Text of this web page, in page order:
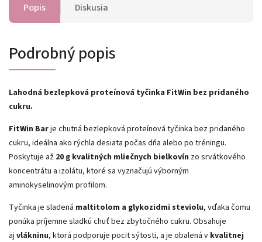
Popis Diskusia
Podrobný popis
Lahodná bezlepková proteínová tyčinka​ FitWin bez pridaného
cukru.
FitWin Barje chutná bezlepková proteínová tyčinka bez pridaného
cukru, ideálna ako rýchla desiata počas dňa alebo po tréningu.
Poskytuje až 20 g kvalitných mliečnych bielkovín zo srvátkového
koncentrátu a izolátu, ktoré sa vyznačujú výborným
aminokyselinovým profilom.
Tyčinka je sladená maltitolom a glykozidmi steviolu, vďaka čomu
ponúka príjemne sladkú chuť bez zbytočného cukru. Obsahuje
aj vlákninu, ktorá podporuje pocit sýtosti, a je obalená v kvalitnej